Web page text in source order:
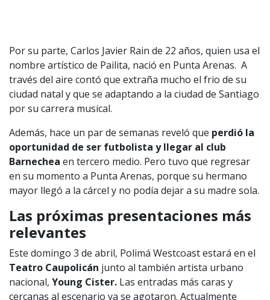
Por su parte, Carlos Javier Rain de 22 años, quien usa el
nombre artístico de Pailita, nació en Punta Arenas. A
través del aire contó que extraña mucho el frio de su
ciudad natal y que se adaptando a la ciudad de Santiago
por su carrera musical.
Además, hace un par de semanas reveló que perdió la
oportunidad de ser futbolista y llegar al club
Barnechea en tercero medio. Pero tuvo que regresar
en su momento a Punta Arenas, porque su hermano
mayor llegó a la cárcel y no podía dejar a su madre sola.
Las próximas presentaciones más
relevantes
Este domingo 3 de abril, Polimá Westcoast estará en el
Teatro Caupolicán junto al también artista urbano
nacional, Young Cister. Las entradas más caras y
cercanas al escenario ya se agotaron. Actualmente
1997 — 2026
© PRISA MEDIA CORP SPA.
Producción musical Cadena Ser, España 2026.
CONTACTO COMERCIAL
Política de privacidad
Valores Pautas publicitarias Presidenciales 2025